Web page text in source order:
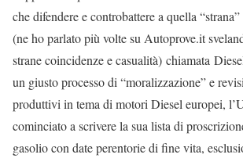
che difendere e controbattere a quella
(ne ho parlato più volte su Autoprove.it
strane coincidenze e casualità) chiamata
un giusto processo di “moralizzazione” e
produttivi in tema di motori Diesel europei,
cominciato a scrivere la sua lista di
gasolio con date perentorie di fine vita,